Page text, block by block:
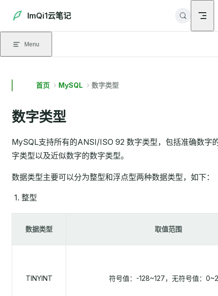
Skip to content
ImQi1云笔记
Menu
首页 MySQL 数字类型
数字类型
MySQL支持所有的ANSI/ISO 92 数字类型，包括准确数字
字类型以及近似数字的数字类型。
数据类型主要可以分为整型和浮点型两种数据类型，如下：
整型
数据类型 取值范围
TINYINT 符号值：-128~127，无符号值：